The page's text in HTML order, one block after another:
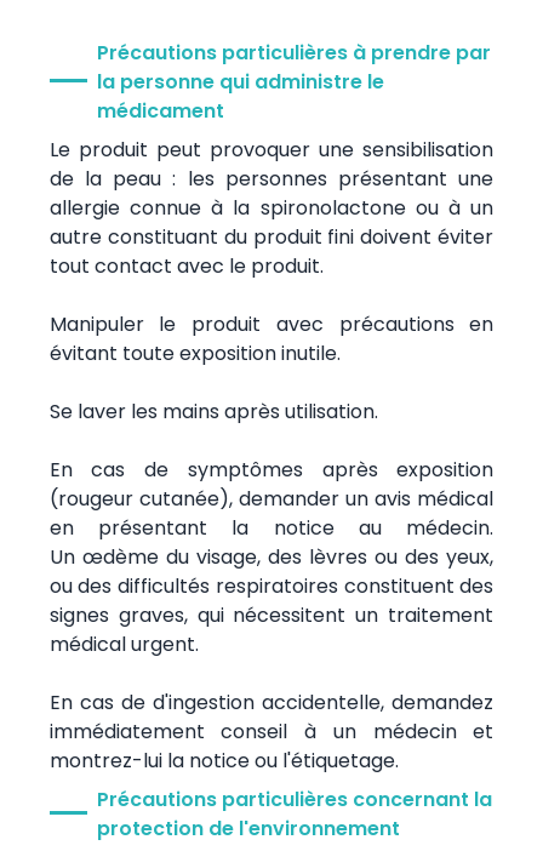
Précautions particulières à prendre par
la personne qui administre le
médicament
Le produit peut provoquer une sensibilisation
de la peau : les personnes présentant une
allergie connue à la spironolactone ou à un
autre constituant du produit fini doivent éviter
tout contact avec le produit.
Manipuler le produit avec précautions en
évitant toute exposition inutile.
Se laver les mains après utilisation.
En cas de symptômes après exposition
(rougeur cutanée), demander un avis médical
en présentant la notice au médecin.
Un œdème du visage, des lèvres ou des yeux,
ou des difficultés respiratoires constituent des
signes graves, qui nécessitent un traitement
médical urgent.
En cas de d'ingestion accidentelle, demandez
immédiatement conseil à un médecin et
montrez-lui la notice ou l'étiquetage.
Précautions particulières concernant la
protection de l'environnement